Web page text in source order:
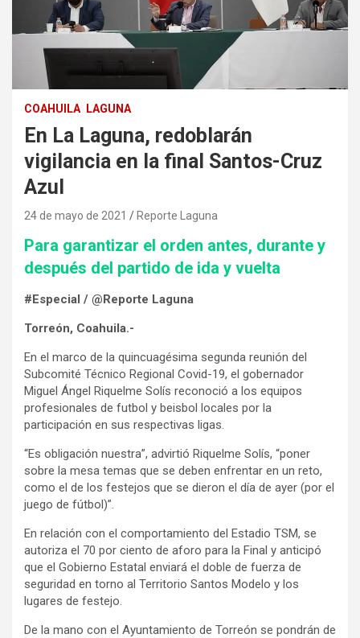
COAHUILA LAGUNA
En La Laguna, redoblarán
vigilancia en la final Santos-Cruz
Azul
24 de mayo de 2021 Reporte Laguna
Para garantizar el orden antes, durante y
después del partido de ida y vuelta
#Especial / @Reporte Laguna
Torreón, Coahuila.-
En el marco de la quincuagésima segunda reunión del
Subcomité Técnico Regional Covid-19, el gobernador
Miguel Ángel Riquelme Solís reconoció a los equipos
profesionales de futbol y beisbol locales por la
participación en sus respectivas ligas.
“Es obligación nuestra”, advirtió Riquelme Solís, “poner
sobre la mesa temas que se deben enfrentar en un reto,
como el de los festejos que se dieron el día de ayer (por el
juego de fútbol)”.
En relación con el comportamiento del Estadio TSM, se
autoriza el 70 por ciento de aforo para la Final y anticipó
que el Gobierno Estatal enviará el doble de fuerza de
seguridad en torno al Territorio Santos Modelo y los
lugares de festejo.
De la mano con el Ayuntamiento de Torreón se pondrán de